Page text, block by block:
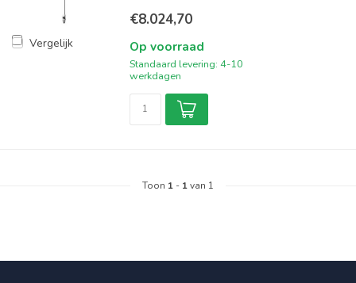
Vergelijk
€8.024,70
Op voorraad
Standaard levering: 4-10
werkdagen
Toon 1 - 1van 1